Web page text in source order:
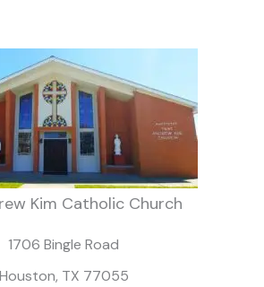
Kim Catholic Church
1706 Bingle Road
Houston, TX 77055